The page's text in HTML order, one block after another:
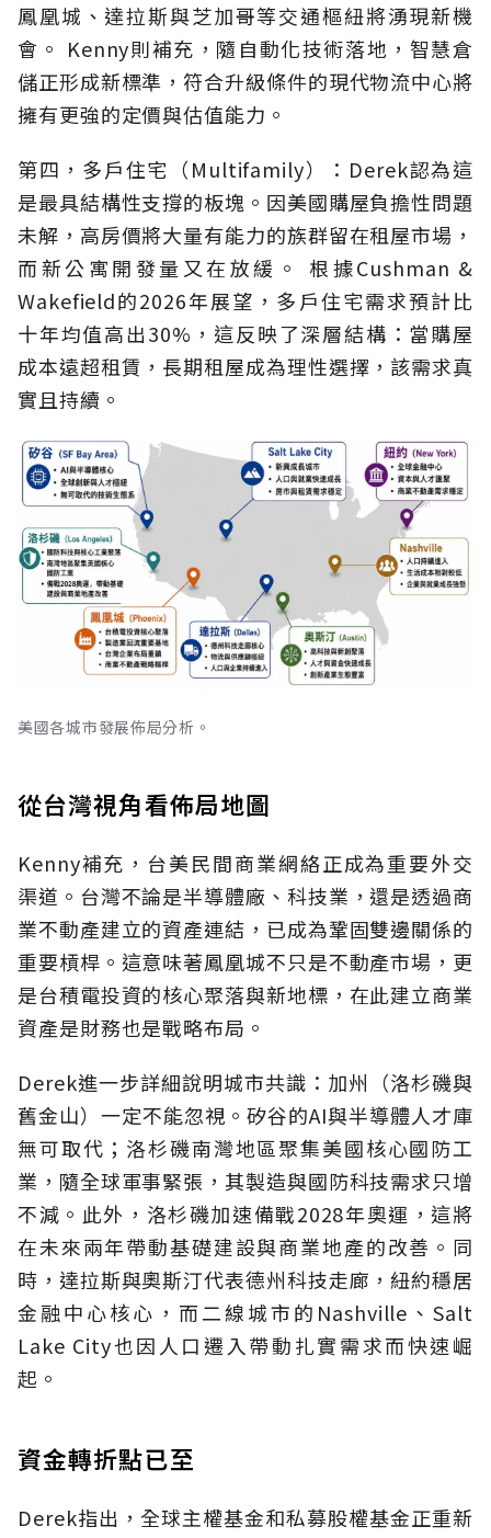
鳳凰城、達拉斯與芝加哥等交通樞紐將湧現新機
會。 Kenny則補充，隨自動化技術落地，智慧倉
儲正形成新標準，符合升級條件的現代物流中心將
擁有更強的定價與估值能力。
第四，多戶住宅（Multifamily）：Derek認為這
是最具結構性支撐的板塊。因美國購屋負擔性問題
未解，高房價將大量有能力的族群留在租屋市場，
而新公寓開發量又在放緩。 根據Cushman &
Wakefield的2026年展望，多戶住宅需求預計比
十年均值高出30%，這反映了深層結構：當購屋
成本遠超租賃，長期租屋成為理性選擇，該需求真
實且持續。
美國各城市發展佈局分析。
從台灣視角看佈局地圖
Kenny補充，台美民間商業網絡正成為重要外交
渠道。台灣不論是半導體廠、科技業，還是透過商
業不動產建立的資產連結，已成為鞏固雙邊關係的
重要槓桿。這意味著鳳凰城不只是不動產市場，更
是台積電投資的核心聚落與新地標，在此建立商業
資產是財務也是戰略布局。
Derek進一步詳細說明城市共識：加州（洛杉磯與
舊金山）一定不能忽視。矽谷的AI與半導體人才庫
無可取代；洛杉磯南灣地區聚集美國核心國防工
業，隨全球軍事緊張，其製造與國防科技需求只增
不減。此外，洛杉磯加速備戰2028年奧運，這將
在未來兩年帶動基礎建設與商業地產的改善。同
時，達拉斯與奧斯汀代表德州科技走廊，紐約穩居
金融中心核心，而二線城市的Nashville、Salt
Lake City也因人口遷入帶動扎實需求而快速崛
起。
資金轉折點已至
Derek指出，全球主權基金和私募股權基金正重新